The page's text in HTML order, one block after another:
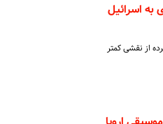
به اسرائیل
از نقشی کمتر